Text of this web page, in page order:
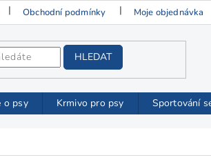
Obchodní podmínky Moje objednávka
HLEDAT
o psy Krmivo pro psy Sportování